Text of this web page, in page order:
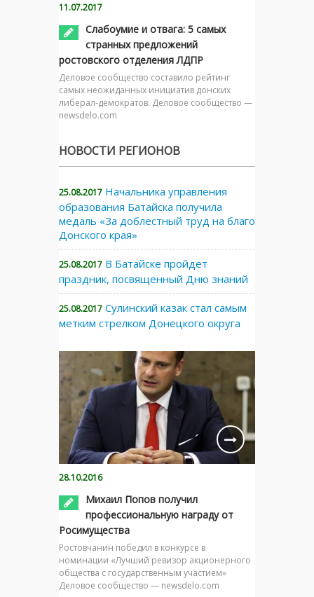
11.07.2017
Слабоумие и отвага: 5 самых
странных предложений
ростовского отделения ЛДПР
Деловое сообщество составило рейтинг
самых неожиданных инициатив донских
либерал-демократов. Деловое сообщество —
newsdelo.com
НОВОСТИ РЕГИОНОВ
25.08.2017 Начальника управления
образования Батайска получила
медаль «За доблестный труд на благо
Донского края»
25.08.2017 В Батайске пройдет
праздник, посвященный Дню знаний
25.08.2017 Сулинский казак стал самым
метким стрелком Донецкого округа
28.10.2016
Михаил Попов получил
профессиональную награду от
Росимущества
Ростовчанин победил в конкурсе в
номинации «Лучший ревизор акционерного
общества с государственным участием»
Деловое сообщество — newsdelo.com